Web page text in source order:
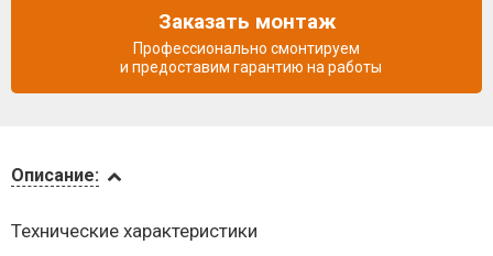
и оплата
Описание:
Технические характеристики
Заказать монтаж
Профессионально смонтируем
и предоставим гарантию на работы